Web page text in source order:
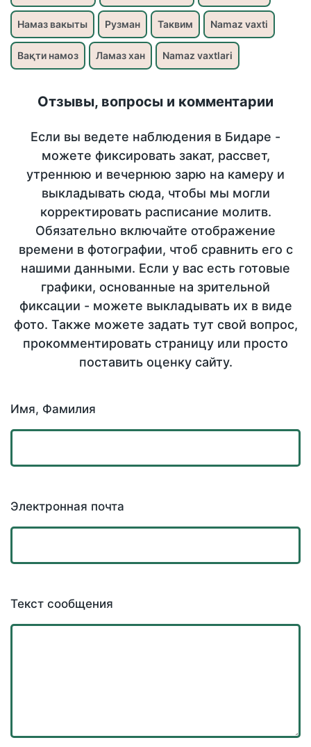
Намаз вакыты Рузман Таквим Namaz vaxti
Вақти намоз Ламаз хан Namaz vaxtlari
Отзывы, вопросы и комментарии
Если вы ведете наблюдения в Бидаре -
можете фиксировать закат, рассвет,
утреннюю и вечернюю зарю на камеру и
выкладывать сюда, чтобы мы могли
корректировать расписание молитв.
Обязательно включайте отображение
времени в фотографии, чтоб сравнить его с
нашими данными. Если у вас есть готовые
графики, основанные на зрительной
фиксации - можете выкладывать их в виде
фото. Также можете задать тут свой вопрос,
прокомментировать страницу или просто
поставить оценку сайту.
Имя, Фамилия
Электронная почта
Текст сообщения